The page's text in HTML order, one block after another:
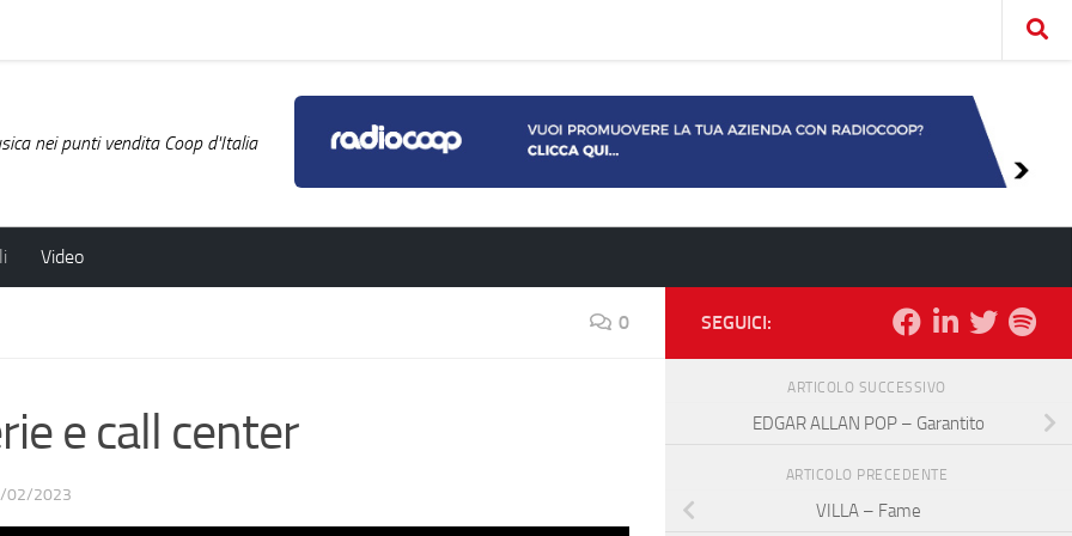
nei punti vendita Coop d'Italia
Video
0
e call center
02/2023
SEGUICI:
ARTICOLO SUCCESSIVO
EDGAR ALLAN POP – Garantito
ARTICOLO PRECEDENTE
VILLA – Fame